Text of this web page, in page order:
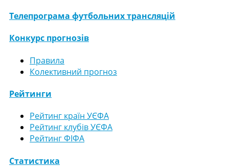
Телепрограма футбольних трансляцій
Конкурс прогнозів
Правила
Колективний прогноз
Рейтинги
Рейтинг країн УЄФА
Рейтинг клубів УЄФА
Рейтинг ФІФА
Статистика